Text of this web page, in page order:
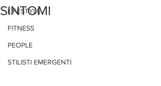
LIFESTYLE
FITNESS
PEOPLE
STILISTI EMERGENTI
SINTOMI